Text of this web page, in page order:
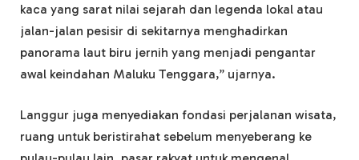
kaca yang sarat nilai sejarah dan legenda lokal atau
jalan-jalan pesisir di sekitarnya menghadirkan
panorama laut biru jernih yang menjadi pengantar
awal keindahan Maluku Tenggara,” ujarnya.
Langgur juga menyediakan fondasi perjalanan wisata,
ruang untuk beristirahat sebelum menyeberang ke